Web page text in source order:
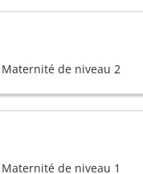
de niveau 2
de niveau 1